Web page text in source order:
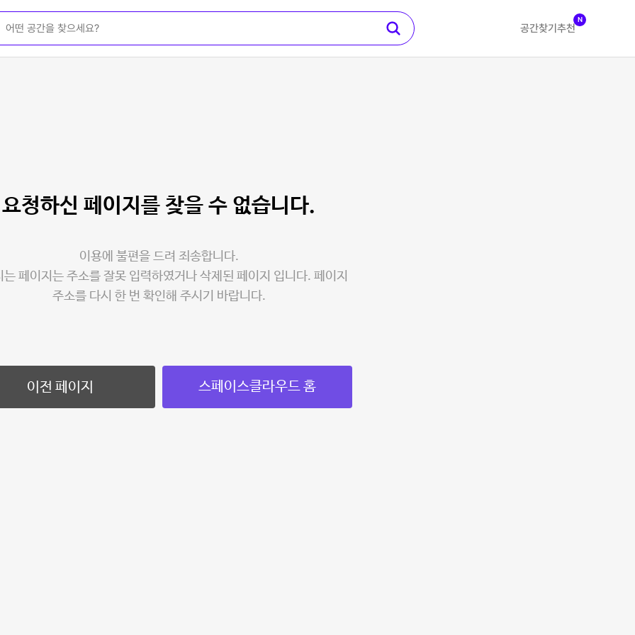
공간찾기 추천
N
요청하신 페이지를 찾을 수 없습니다.
이용에 불편을 드려 죄송합니다.
는 페이지는 주소를 잘못 입력하였거나 삭제된 페이지 입니다. 페이지
주소를 다시 한 번 확인해 주시기 바랍니다.
이전 페이지 스페이스클라우드 홈